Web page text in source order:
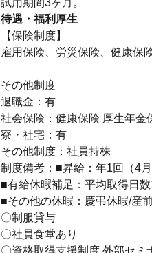
試用期間3ヶ月。
待遇・福利厚生
【保険制度】
雇用保険、労災保険、健康保
その他制度
退職金：有
社会保険：健康保険 厚生年金
寮・社宅：有
その他制度：社員持株
制度備考：■昇給：年1回（4月
■有給休暇補足：平均取得日
■その他の休暇：慶弔休暇/産
〇制服貸与
〇社員食堂あり
〇資格取得支援制度 外部セミ